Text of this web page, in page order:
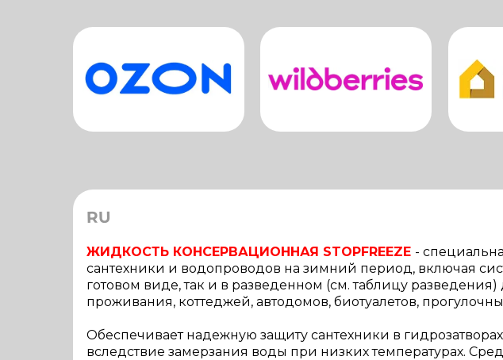
ЖИДКОСТЬ КОНСЕРВАЦИОННАЯ STOPFREEZE -
сантехники и водопроводов на зимний период, включая
готовом виде, так и в разведенном (см. таблицу
проживания, коттеджей, автодомов, биотуалетов,
Обеспечивает надежную защиту сантехники в
вследствие замерзания воды при низких температурах.
RU